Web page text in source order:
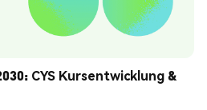
CYS Kursentwicklung &